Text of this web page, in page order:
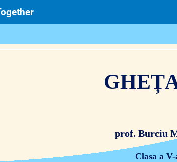
prof. Burciu
Clasa a V-